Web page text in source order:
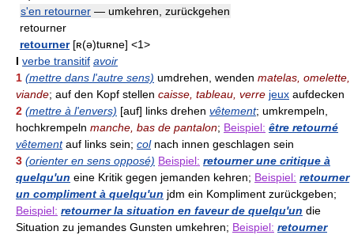
s'en retourner — umkehren, zurückgehen
retourner
retourner[ʀ(ə)tuʀne] <1>
I verbe transitif avoir
1 (mettre dans l'autre sens) umdrehen, wenden matelas, omelette,
viande; auf den Kopf stellen caisse, tableau, verre jeux aufdecken
2 (mettre à l'envers) [auf] links drehen vêtement; umkrempeln,
hochkrempeln manche, bas de pantalon; Beispiel: être retourné
vêtementauf links sein; colnach innen geschlagen sein
3 (orienter en sens opposé) Beispiel: retourner une critique à
quelqu'un eine Kritik gegen jemanden kehren; Beispiel: retourner
un compliment à quelqu'un jdm ein Kompliment zurückgeben;
Beispiel: retourner la situation en faveur de quelqu'un die
Situation zu jemandes Gunsten umkehren; Beispiel: retourner